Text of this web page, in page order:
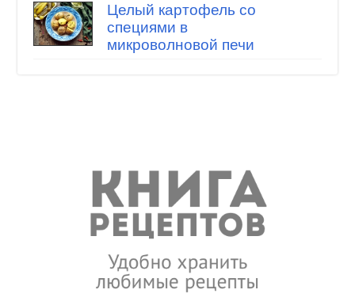
Целый картофель со
специями в
микроволновой печи